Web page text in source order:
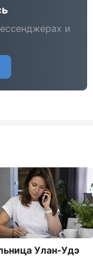
и
Улан-Удэ